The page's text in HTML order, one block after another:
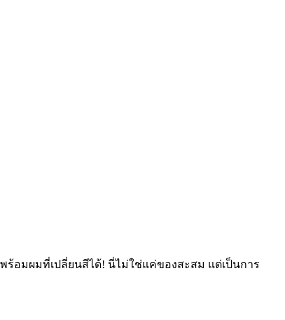
พร้อมผมที่เปลี่ยนสีได้! นี่ไม่ใช่แค่ของสะสม แต่เป็นการ